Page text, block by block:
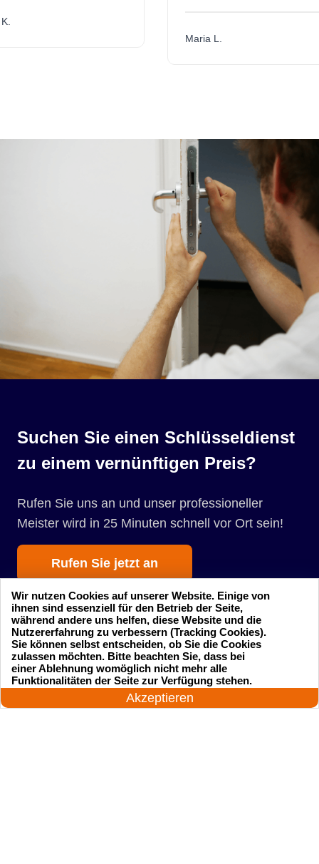
Maria L.
Suchen Sie einen Schlüsseldienst
zu einem vernünftigen Preis?
Rufen Sie uns an und unser professioneller
Meister wird in 25 Minuten schnell vor Ort sein!
Rufen Sie jetzt an
Startseite Einsatzgebiete
Preise
24 Stunden am Tag
Akzeptieren
Wir nutzen Cookies auf unserer Website. Einige von
ihnen sind essenziell für den Betrieb der Seite,
während andere uns helfen, diese Website und die
Nutzererfahrung zu verbessern (Tracking Cookies).
Sie können selbst entscheiden, ob Sie die Cookies
zulassen möchten. Bitte beachten Sie, dass bei
einer Ablehnung womöglich nicht mehr alle
Funktionalitäten der Seite zur Verfügung stehen.